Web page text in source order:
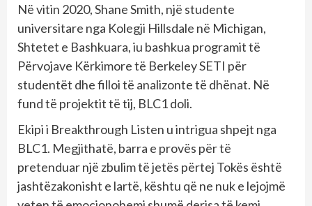
Në vitin 2020, Shane Smith, një studente
universitare nga Kolegji Hillsdale në Michigan,
Shtetet e Bashkuara, iu bashkua programit të
Përvojave Kërkimore të Berkeley SETI për
studentët dhe filloi të analizonte të dhënat. Në
fund të projektit të tij, BLC1 doli.
Ekipi i Breakthrough Listen u intrigua shpejt nga
BLC1. Megjithatë, barra e provës për të
pretenduar një zbulim të jetës përtej Tokës është
jashtëzakonisht e lartë, kështu që ne nuk e lejojmë